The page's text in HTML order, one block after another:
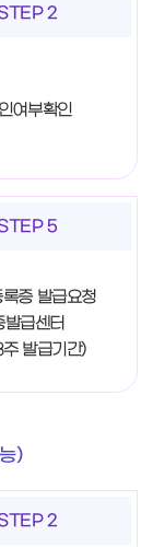
2
여부확인
5
록증 발급요청
발급센터
발급기간)
)
2